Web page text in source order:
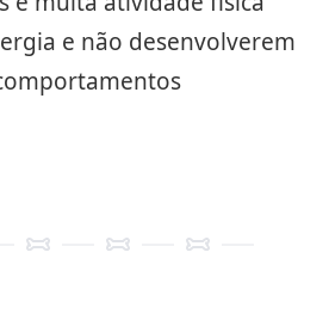
e não desenvolverem